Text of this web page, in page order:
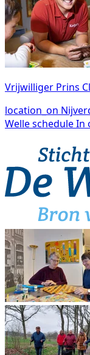
Vrijwilliger Prins
location_on
WellescheduleIn